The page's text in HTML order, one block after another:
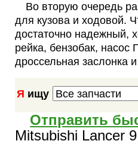
Во вторую очередь
для кузова и ходовой.
достаточно надежный,
рейка, бензобак, насос
дроссельная заслонка
Я ищу
Отправить
Mitsubishi Lancer